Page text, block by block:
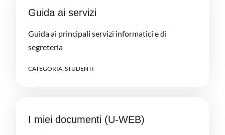
Guida ai servizi
Guida ai principali servizi informatici e di
segreteria
CATEGORIA:STUDENTI
I miei documenti (U-WEB)